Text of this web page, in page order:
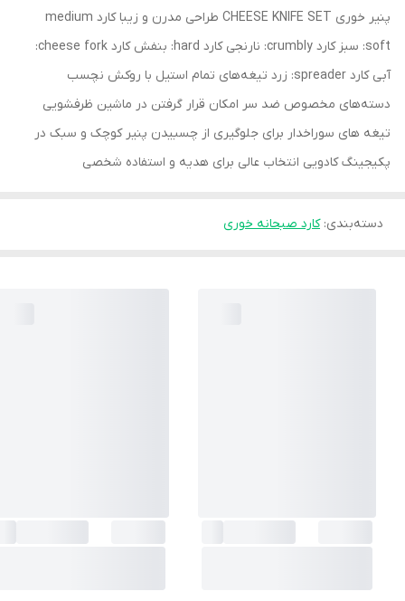
پنیر خوری CHEESE KNIFE SET طراحی مدرن و زیبا کارد medium
soft: سبز کارد crumbly: نارنجی کارد hard: بنفش کارد cheese fork:
آبی کارد spreader: زرد تیغه‌های تمام استیل با روکش نچسب
دسته‌های مخصوص ضد سر امکان قرار گرفتن در ماشین ظرفشویی
تیغه های سوراخدار برای جلوگیری از چسبیدن پنیر کوچک و سبک در
پکیجینگ کادویی انتخاب عالی برای هدیه و استفاده شخصی
دسته‌بندی:کارد صبحانه خوری